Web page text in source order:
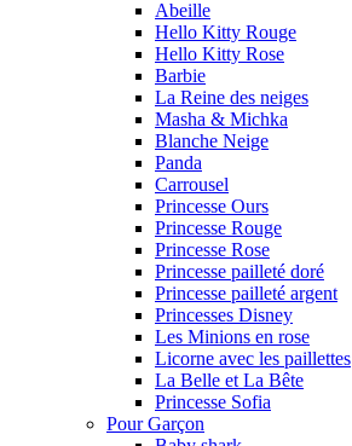
Abeille
Hello Kitty Rouge
Hello Kitty Rose
Barbie
La Reine des neiges
Masha & Michka
Blanche Neige
Panda
Carrousel
Princesse Ours
Princesse Rouge
Princesse Rose
Princesse pailleté doré
Princesse pailleté argent
Princesses Disney
Les Minions en rose
Licorne avec les paillettes
La Belle et La Bête
Princesse Sofia
Pour Garçon